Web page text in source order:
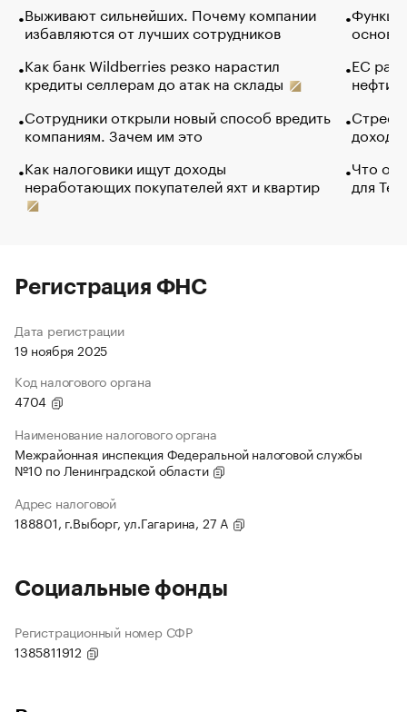
Выживают сильнейших. Почему компании
избавляются от лучших сотрудников
Как банк Wildberries резко нарастил
кредиты селлерам до атак на склады
Сотрудники открыли новый способ вредить
компаниям. Зачем им это
Как налоговики ищут доходы
неработающих покупателей яхт и квартир
основ
ЕС
нефти
Что
для
Регистрация ФНС
Дата регистрации
19 ноября 2025
Код налогового органа
4704
Наименование налогового органа
Межрайонная инспекция Федеральной налоговой службы
№10 по Ленинградской области
Адрес налоговой
188801, г.Выборг, ул.Гагарина, 27 А
Социальные фонды
Регистрационный номер СФР
1385811912